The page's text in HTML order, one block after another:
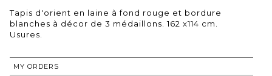
Tapis d'orient en laine à fond rouge et bordure
blanches à décor de 3 médaillons. 162 x114 cm.
Usures.
MY ORDERS